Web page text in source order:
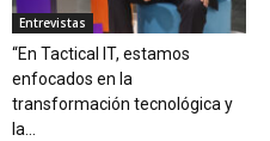
Entrevistas
“En Tactical IT, estamos
enfocados en la
transformación tecnológica y
la...